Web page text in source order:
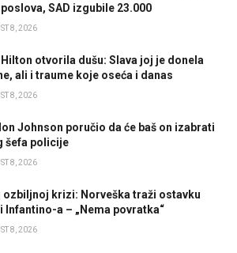
SAD izgubile 23.000
8, 2026
otvorila dušu: Slava joj je donela
ali i traume koje oseća i danas
8, 2026
Johnson poručio da će baš on izabrati
šefa policije
8, 2026
ozbiljnoj krizi: Norveška traži ostavku
Infantino-a – „Nema povratka“
8, 2026